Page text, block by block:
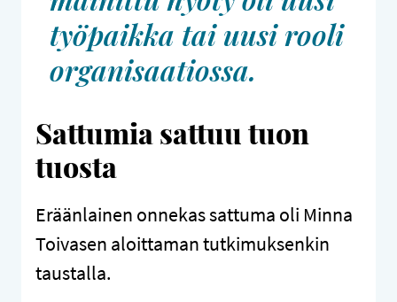
työpaikka tai uusi rooli
organisaatiossa.
Sattumia sattuu tuon
tuosta
Eräänlainen onnekas sattuma oli Minna
Toivasen aloittaman tutkimuksenkin
taustalla.